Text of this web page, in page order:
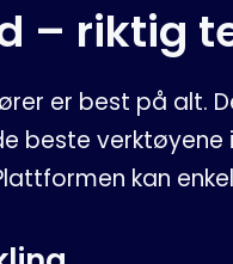
– riktig
er best på alt.
beste verktøyene
kan